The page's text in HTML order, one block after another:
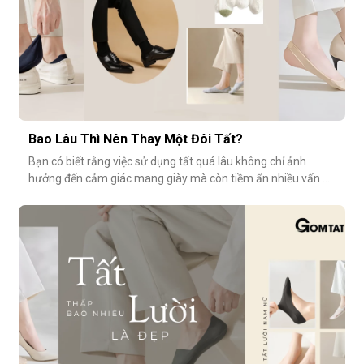
Bao Lâu Thì Nên Thay Một Đôi Tất?
Bạn có biết rằng việc sử dụng tất quá lâu không chỉ ảnh
hưởng đến cảm giác mang giày mà còn tiềm ẩn nhiều vấn đề
Cùng GOMTAT tìm hiểu nhé.Tuổi thọ trung bình của một đôi
tất là bao lâu?Trung bình, một đôi tất sử dụng thường xuyên